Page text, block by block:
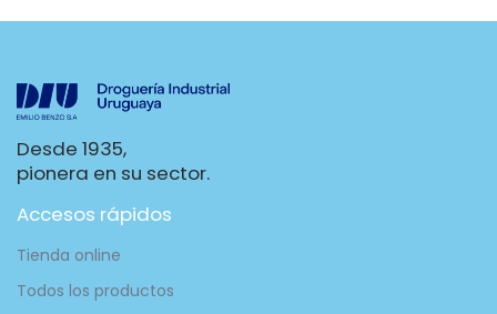
Desde 1935,
pionera en su sector.
Accesos rápidos
Tienda online
Todos los productos